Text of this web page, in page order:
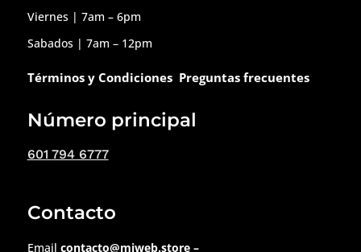
Viernes | 7am – 6pm
Sabados | 7am – 12pm
Términos y Condiciones Preguntas frecuentes
Número principal
601 794 6777
Contacto
Email contacto@miweb.store–